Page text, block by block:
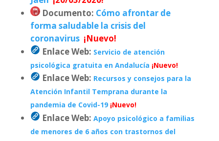
Documento: Cómo afrontar de
forma saludable la crisis del
coronavirus ¡Nuevo!
Enlace Web: Servicio de atención
psicológica gratuita en Andalucía ¡Nuevo!
Enlace Web: Recursos y consejos para la
Atención Infantil Temprana durante la
pandemia de Covid-19 ¡Nuevo!
Enlace Web: Apoyo psicológico a familias
de menores de 6 años con trastornos del